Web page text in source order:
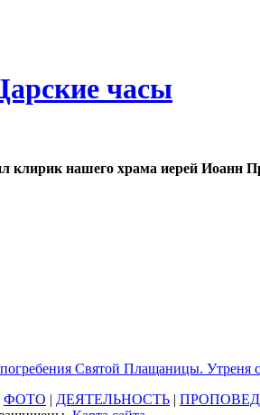
часы
клирик нашего храма иерей Иоанн
Святой Плащаницы.
ФОТО | ДЕЯТЕЛЬНОСТЬ |